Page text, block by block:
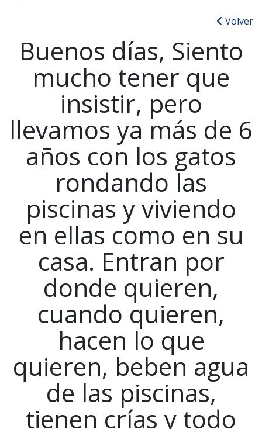
Volver
Buenos días, Siento
mucho tener que
insistir, pero
llevamos ya más de 6
años con los gatos
rondando las
piscinas y viviendo
en ellas como en su
casa. Entran por
donde quieren,
cuando quieren,
hacen lo que
quieren, beben agua
de las piscinas,
tienen crías y todo